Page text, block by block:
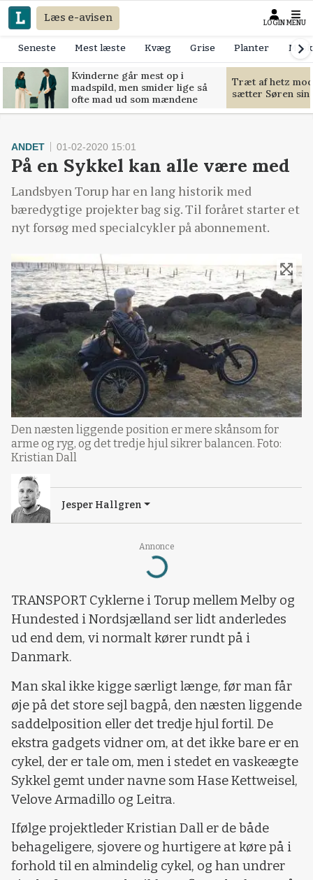
Læs e-avisen LOGIN MENU
Seneste Mest læste Kvæg Grise Planter
Kvinderne går mest op i
madspild, men smider lige så
ofte mad ud som mændene
Træt af hetz
sætter Søren
Annonce
Loading...
ANDET 01-02-2020 15:01
På en Sykkel kan alle være med
Landsbyen Torup har en lang historik med
bæredygtige projekter bag sig. Til foråret starter et
nyt forsøg med specialcykler på abonnement.
Den næsten liggende position er mere skånsom for
arme og ryg, og det tredje hjul sikrer balancen. Foto:
Kristian Dall
Jesper Hallgren
TRANSPORT Cyklerne i Torup mellem Melby og
Hundested i Nordsjælland ser lidt anderledes
ud end dem, vi normalt kører rundt på i
Danmark.
Man skal ikke kigge særligt længe, før man får
øje på det store sejl bagpå, den næsten liggende
saddelposition eller det tredje hjul fortil. De
ekstra gadgets vidner om, at det ikke bare er en
cykel, der er tale om, men i stedet en vaskeægte
Sykkel gemt under navne som Hase Kettweisel,
Velove Armadillo og Leitra.
Ifølge projektleder Kristian Dall er de både
behageligere, sjovere og hurtigere at køre på i
forhold til en almindelig cykel, og han undrer